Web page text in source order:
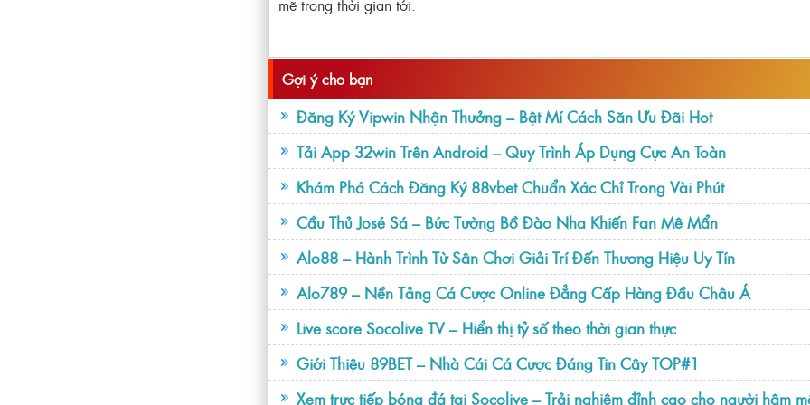
mẽ trong thời gian tới.
Gợi ý cho bạn
Đăng Ký Vipwin Nhận Thưởng – Bật Mí Cách Săn Ưu Đãi Hot
Tải App 32win Trên Android – Quy Trình Áp Dụng Cực An Toàn
Khám Phá Cách Đăng Ký 88vbet Chuẩn Xác Chỉ Trong Vài Phút
Cầu Thủ José Sá – Bức Tường Bồ Đào Nha Khiến Fan Mê Mẩn
Alo88 – Hành Trình Từ Sân Chơi Giải Trí Đến Thương Hiệu Uy Tín
Alo789 – Nền Tảng Cá Cược Online Đẳng Cấp Hàng Đầu Châu Á
Live score Socolive TV – Hiển thị tỷ số theo thời gian thực
Giới Thiệu 89BET – Nhà Cái Cá Cược Đáng Tin Cậy TOP#1
Xem trực tiếp bóng đá tại Socolive – Trải nghiệm đỉnh cao cho người hâm